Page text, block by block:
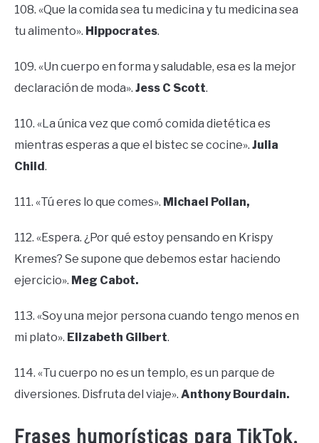
108. «Que la comida sea tu medicina y tu medicina sea
tu alimento». Hippocrates.
109. «Un cuerpo en forma y saludable, esa es la mejor
declaración de moda». Jess C Scott.
110. «La única vez que comó comida dietética es
mientras esperas a que el bistec se cocine». Julia
Child .
111. «Tú eres lo que comes». Michael Pollan,
112. «Espera. ¿Por qué estoy pensando en Krispy
Kremes? Se supone que debemos estar haciendo
ejercicio». Meg Cabot.
113. «Soy una mejor persona cuando tengo menos en
mi plato». Elizabeth Gilbert.
114. «Tu cuerpo no es un templo, es un parque de
diversiones. Disfruta del viaje». Anthony Bourdain.
Frases humorísticas para TikTok.